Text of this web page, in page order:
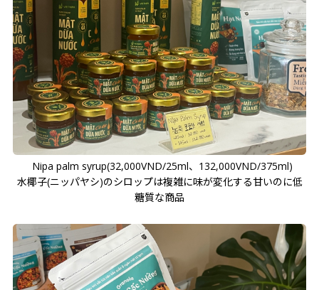
Nipa palm syrup(32,000VND/25ml、132,000VND/375ml)
水椰子(ニッパヤシ)のシロップは複雑に味が変化する甘いのに低
糖質な商品